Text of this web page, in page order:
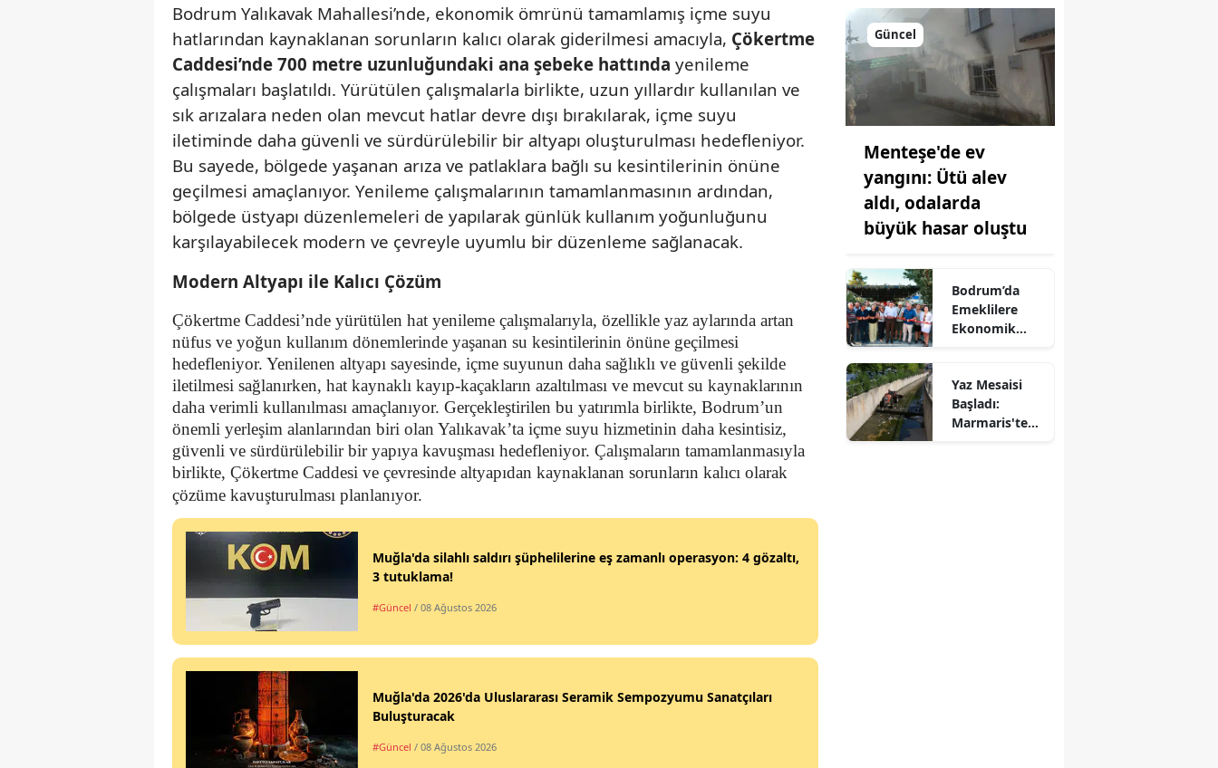
Bodrum Yalıkavak Mahallesi’nde, ekonomik ömrünü tamamlamış içme suyu
hatlarından kaynaklanan sorunların kalıcı olarak giderilmesi amacıyla, Çökertme
Caddesi’nde 700 metre uzunluğundaki ana şebeke hattında yenileme
çalışmaları başlatıldı. Yürütülen çalışmalarla birlikte, uzun yıllardır kullanılan ve
sık arızalara neden olan mevcut hatlar devre dışı bırakılarak, içme suyu
iletiminde daha güvenli ve sürdürülebilir bir altyapı oluşturulması hedefleniyor.
Bu sayede, bölgede yaşanan arıza ve patlaklara bağlı su kesintilerinin önüne
geçilmesi amaçlanıyor. Yenileme çalışmalarının tamamlanmasının ardından,
bölgede üstyapı düzenlemeleri de yapılarak günlük kullanım yoğunluğunu
karşılayabilecek modern ve çevreyle uyumlu bir düzenleme sağlanacak.
Modern Altyapı ile Kalıcı Çözüm
Çökertme Caddesi’nde yürütülen hat yenileme çalışmalarıyla, özellikle yaz aylarında artan
nüfus ve yoğun kullanım dönemlerinde yaşanan su kesintilerinin önüne geçilmesi
hedefleniyor. Yenilenen altyapı sayesinde, içme suyunun daha sağlıklı ve güvenli şekilde
iletilmesi sağlanırken, hat kaynaklı kayıp-kaçakların azaltılması ve mevcut su kaynaklarının
daha verimli kullanılması amaçlanıyor. Gerçekleştirilen bu yatırımla birlikte, Bodrum’un
önemli yerleşim alanlarından biri olan Yalıkavak’ta içme suyu hizmetinin daha kesintisiz,
güvenli ve sürdürülebilir bir yapıya kavuşması hedefleniyor. Çalışmaların tamamlanmasıyla
birlikte, Çökertme Caddesi ve çevresinde altyapıdan kaynaklanan sorunların kalıcı olarak
çözüme kavuşturulması planlanıyor.
Muğla'da silahlı saldırı şüphelilerine eş zamanlı operasyon: 4 gözaltı,
3 tutuklama!
#Güncel / 08 Ağustos 2026
Muğla'da 2026'da Uluslararası Seramik Sempozyumu Sanatçıları
Buluşturacak
#Güncel / 08 Ağustos 2026
Güncel
Menteşe'de ev
yangını: Ütü alev
aldı, odalarda
büyük hasar oluştu
Bodrum’da
Emeklilere
Ekonomik
Emekli Kafe
Yaz Mesaisi
Başladı:
Marmaris'te